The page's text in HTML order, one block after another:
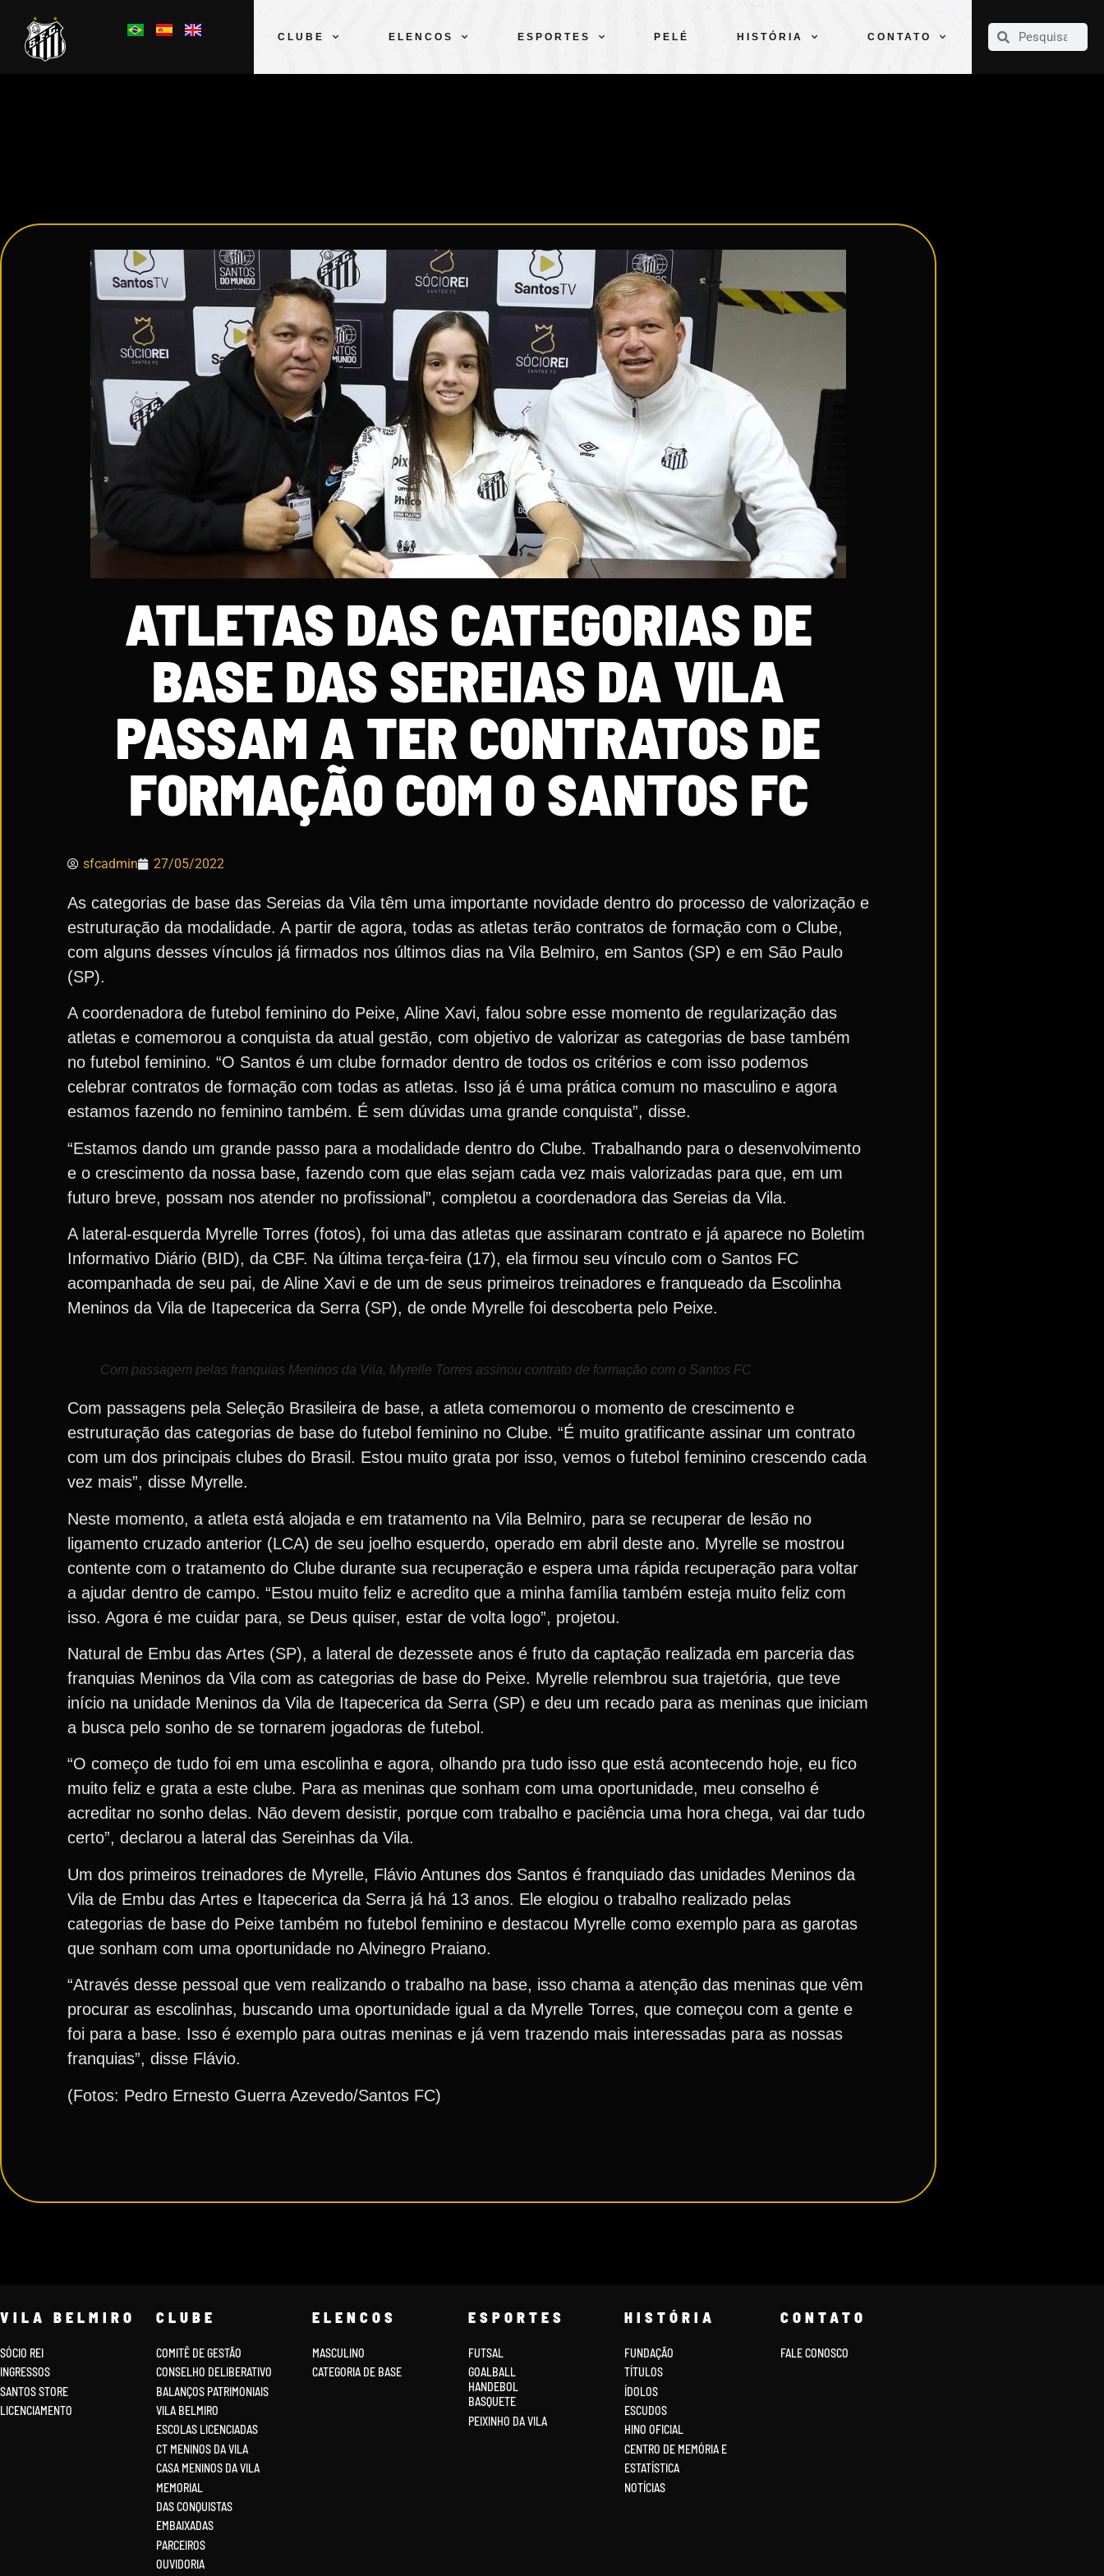
CLUBE ELENCOS ESPORTES PELÉ HISTÓRIA CONTATO
CLUBE
ATLETAS DAS CATEGORIAS DE
BASE DAS SEREIAS DA VILA
PASSAM A TER CONTRATOS DE
FORMAÇÃO COM O SANTOS FC
sfcadmin 27/05/2022
As categorias de base das Sereias da Vila têm uma importante novidade dentro do processo de valorização e
estruturação da modalidade. A partir de agora, todas as atletas terão contratos de formação com o Clube,
com alguns desses vínculos já firmados nos últimos dias na Vila Belmiro, em Santos (SP) e em São Paulo
(SP).
A coordenadora de futebol feminino do Peixe, Aline Xavi, falou sobre esse momento de regularização das
atletas e comemorou a conquista da atual gestão, com objetivo de valorizar as categorias de base também
no futebol feminino. “O Santos é um clube formador dentro de todos os critérios e com isso podemos
celebrar contratos de formação com todas as atletas. Isso já é uma prática comum no masculino e agora
estamos fazendo no feminino também. É sem dúvidas uma grande conquista”, disse.
“Estamos dando um grande passo para a modalidade dentro do Clube. Trabalhando para o desenvolvimento
e o crescimento da nossa base, fazendo com que elas sejam cada vez mais valorizadas para que, em um
futuro breve, possam nos atender no profissional”, completou a coordenadora das Sereias da Vila.
A lateral-esquerda Myrelle Torres (fotos), foi uma das atletas que assinaram contrato e já aparece no Boletim
Informativo Diário (BID), da CBF. Na última terça-feira (17), ela firmou seu vínculo com o Santos FC
acompanhada de seu pai, de Aline Xavi e de um de seus primeiros treinadores e franqueado da Escolinha
Meninos da Vila de Itapecerica da Serra (SP), de onde Myrelle foi descoberta pelo Peixe.
Com passagem pelas franquias Meninos da Vila, Myrelle Torres assinou contrato de formação com o Santos FC
Com passagens pela Seleção Brasileira de base, a atleta comemorou o momento de crescimento e
estruturação das categorias de base do futebol feminino no Clube. “É muito gratificante assinar um contrato
com um dos principais clubes do Brasil. Estou muito grata por isso, vemos o futebol feminino crescendo cada
vez mais”, disse Myrelle.
Neste momento, a atleta está alojada e em tratamento na Vila Belmiro, para se recuperar de lesão no
ligamento cruzado anterior (LCA) de seu joelho esquerdo, operado em abril deste ano. Myrelle se mostrou
contente com o tratamento do Clube durante sua recuperação e espera uma rápida recuperação para voltar
a ajudar dentro de campo. “Estou muito feliz e acredito que a minha família também esteja muito feliz com
isso. Agora é me cuidar para, se Deus quiser, estar de volta logo”, projetou.
Natural de Embu das Artes (SP), a lateral de dezessete anos é fruto da captação realizada em parceria das
franquias Meninos da Vila com as categorias de base do Peixe. Myrelle relembrou sua trajetória, que teve
início na unidade Meninos da Vila de Itapecerica da Serra (SP) e deu um recado para as meninas que iniciam
a busca pelo sonho de se tornarem jogadoras de futebol.
“O começo de tudo foi em uma escolinha e agora, olhando pra tudo isso que está acontecendo hoje, eu fico
muito feliz e grata a este clube. Para as meninas que sonham com uma oportunidade, meu conselho é
acreditar no sonho delas. Não devem desistir, porque com trabalho e paciência uma hora chega, vai dar tudo
certo”, declarou a lateral das Sereinhas da Vila.
Um dos primeiros treinadores de Myrelle, Flávio Antunes dos Santos é franquiado das unidades Meninos da
Vila de Embu das Artes e Itapecerica da Serra já há 13 anos. Ele elogiou o trabalho realizado pelas
categorias de base do Peixe também no futebol feminino e destacou Myrelle como exemplo para as garotas
que sonham com uma oportunidade no Alvinegro Praiano.
“Através desse pessoal que vem realizando o trabalho na base, isso chama a atenção das meninas que vêm
procurar as escolinhas, buscando uma oportunidade igual a da Myrelle Torres, que começou com a gente e
foi para a base. Isso é exemplo para outras meninas e já vem trazendo mais interessadas para as nossas
franquias”, disse Flávio.
(Fotos: Pedro Ernesto Guerra Azevedo/Santos FC)
VILA BELMIRO
SÓCIO REI
INGRESSOS
SANTOS STORE
LICENCIAMENTO
CLUBE
COMITÊ DE GESTÃO
CONSELHO DELIBERATIVO
BALANÇOS PATRIMONIAIS
VILA BELMIRO
ESCOLAS LICENCIADAS
CT MENINOS DA VILA
CASA MENINOS DA VILA
MEMORIAL
DAS CONQUISTAS
EMBAIXADAS
PARCEIROS
OUVIDORIA
ELENCOS
MASCULINO
CATEGORIA DE BASE
ESPORTES
FUTSAL
GOALBALL
HANDEBOL
BASQUETE
PEIXINHO DA VILA
HISTÓRIA
FUNDAÇÃO
TÍTULOS
ÍDOLOS
ESCUDOS
HINO OFICIAL
CENTRO DE MEMÓRIA E
ESTATÍSTICA
NOTÍCIAS
CONTATO
FALE CONOSCO